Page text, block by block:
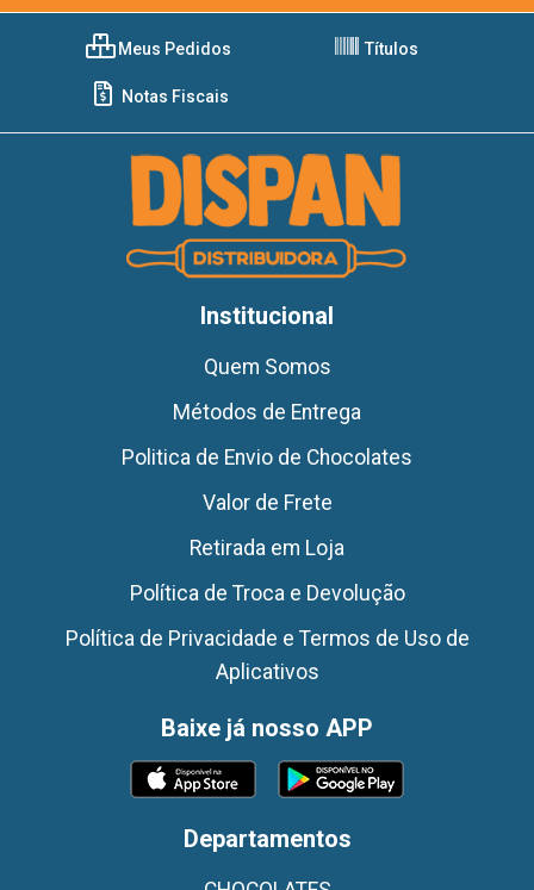
Meus Pedidos Títulos
Notas Fiscais
Institucional
Quem Somos
Métodos de Entrega
Politica de Envio de Chocolates
Valor de Frete
Retirada em Loja
Política de Troca e Devolução
Política de Privacidade e Termos de Uso de
Aplicativos
Baixe já nosso APP
Departamentos